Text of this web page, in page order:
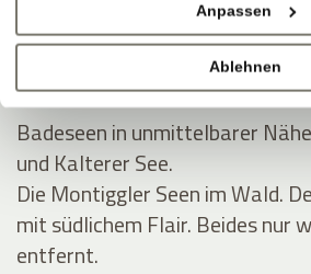
Anpassen
Ablehnen
Naturteich, Liegewiese, Ruhe.
Badeseen in unmittelbarer
und Kalterer See.
Die Montiggler Seen im Wald.
mit südlichem Flair. Beides nur
entfernt.